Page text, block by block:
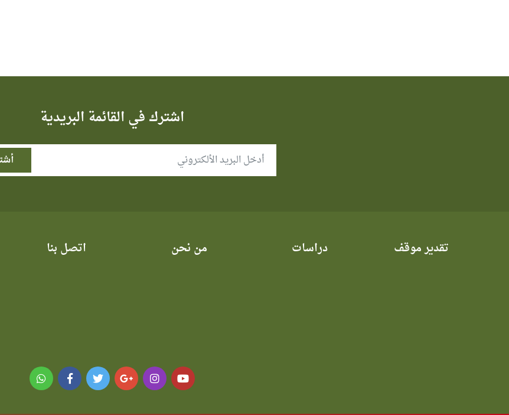
اشترك في القائمة البريدية
تقدير موقف دراسات من نحن اتصل بنا